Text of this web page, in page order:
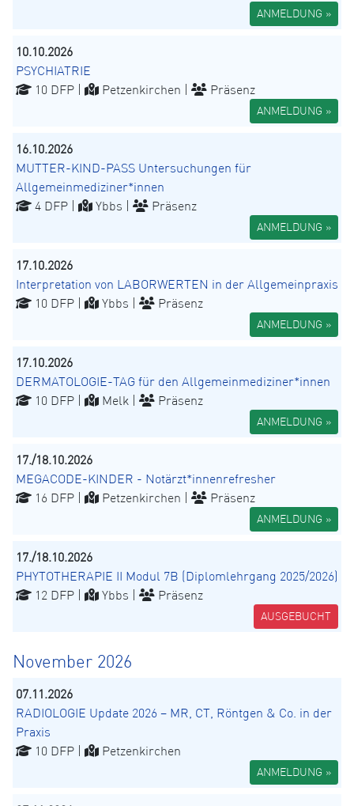
ANMELDUNG »
10.10.2026
PSYCHIATRIE
10 DFP |
Petzenkirchen | Präsenz
ANMELDUNG »
16.10.2026
MUTTER-KIND-PASS Untersuchungen für
Allgemeinmediziner*innen
4 DFP |
Ybbs | Präsenz
ANMELDUNG »
17.10.2026
Interpretation von LABORWERTEN in der Allgemeinpraxis
10 DFP |
Ybbs | Präsenz
ANMELDUNG »
17.10.2026
DERMATOLOGIE-TAG für den Allgemeinmediziner*innen
10 DFP |
Melk | Präsenz
ANMELDUNG »
17./18.10.2026
MEGACODE-KINDER - Notärzt*innenrefresher
16 DFP |
Petzenkirchen | Präsenz
ANMELDUNG »
17./18.10.2026
PHYTOTHERAPIE II Modul 7B (Diplomlehrgang 2025/2026)
12 DFP |
Ybbs | Präsenz
AUSGEBUCHT
November 2026
07.11.2026
RADIOLOGIE Update 2026 – MR, CT, Röntgen & Co. in der
Praxis
10 DFP |
Petzenkirchen
ANMELDUNG »